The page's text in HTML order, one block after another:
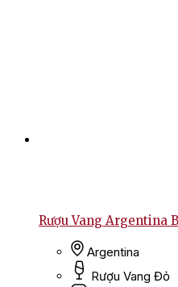
Rượu Vang Argentina
Argentina
Rượu Vang Đỏ